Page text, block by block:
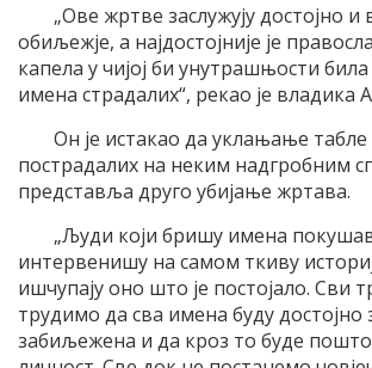
„Ове жртве заслужују достојно
обиљежје, а најдостојније је
капела у чијој би унутрашњости
имена страдалих“, рекао је владика
Он је истакао да уклањање
пострадалих на неким надгробним
представља друго убијање жртава.
„Људи који бришу имена
интервенишу на самом ткиву
ишчупају оно што је постојало. Сви
трудимо да сва имена буду достојно
забиљежена и да кроз то буде